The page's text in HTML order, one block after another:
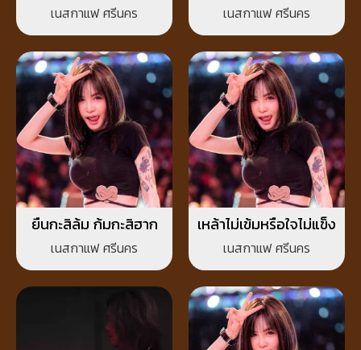
เนสกาแฟ ศรีนคร เนสกาแฟ ศรีนคร
ยืนกะสิล้ม ก้มกะสิฮาก
เนสกาแฟ ศรีนคร
เหล้าไม่เข้มหรือใจไม่แข็ง
เนสกาแฟ ศรีนคร